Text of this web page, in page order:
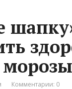
морозы
Комментарии: 0